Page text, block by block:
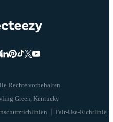
Rechte vorbehalten
Fair-Use-Richtlinie